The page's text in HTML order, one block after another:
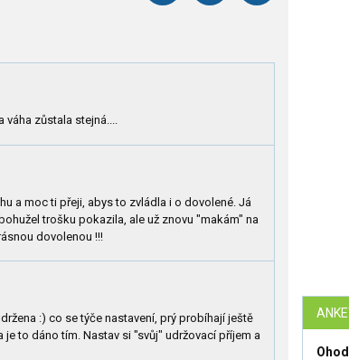
váha zůstala stejná....
a moc ti přeji, abys to zvládla i o dovolené. Já
trošku pokazila, ale už znovu "makám" na
dovolenou !!!
:) co se týče nastavení, prý probíhají ještě
to dáno tím. Nastav si "svůj" udržovací příjem a